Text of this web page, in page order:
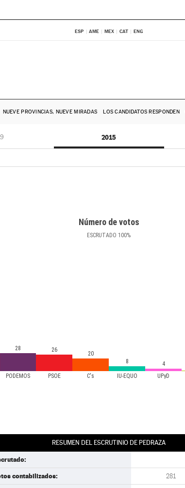
ESP AME MEX CAT ENG
NUEVE PROVINCIAS, NUEVE MIRADAS LOS CANDIDATOS RESPONDEN
2015
Número de votos
ESCRUTADO 100%
PODEMOS PSOE C's IU-EQUO UPyD
28 26
20
8
4
RESUMEN DEL ESCRUTINIO DE PEDRAZA
contabilizados: 281